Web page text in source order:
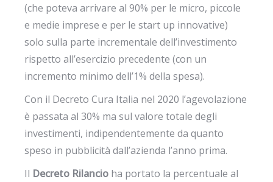
(che poteva arrivare al 90% per le micro, piccole
e medie imprese e per le start up innovative)
solo sulla parte incrementale dell’investimento
rispetto all’esercizio precedente (con un
incremento minimo dell’1% della spesa).
Con il Decreto Cura Italia nel 2020 l’agevolazione
è passata al 30% ma sul valore totale degli
investimenti, indipendentemente da quanto
speso in pubblicità dall’azienda l’anno prima.
Il Decreto Rilancio ha portato la percentuale al